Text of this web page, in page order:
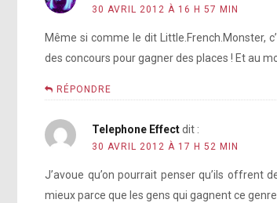
30 AVRIL 2012 À 16 H 57 MIN
Même si comme le dit Little.French.Monster,
des concours pour gagner des places ! Et au
RÉPONDRE
Telephone Effectdit :
30 AVRIL 2012 À 17 H 52 MIN
J’avoue qu’on pourrait penser qu’ils offrent
mieux parce que les gens qui gagnent ce